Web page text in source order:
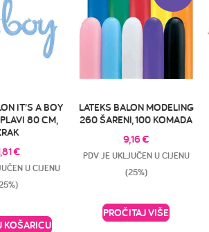
IT’S A BOY
80 CM,
€
U CIJENU
KOŠARICU
LATEKS BALON MODELING
260 ŠARENI, 100 KOMADA
9,16€
PDV JE UKLJUČEN U CIJENU
(25%)
PROČITAJ VIŠE